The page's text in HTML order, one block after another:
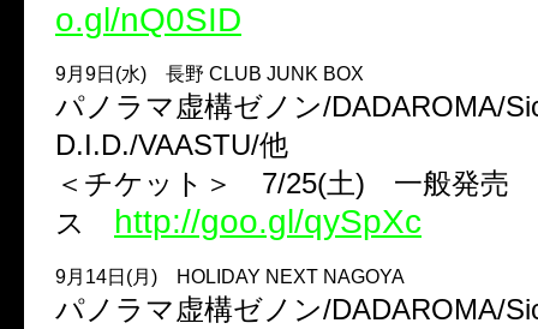
o.gl/nQ0SID
9月9日(水) 長野 CLUB JUNK BOX
パノラマ虚構ゼノン/DADAROMA/
D.I.D./VAASTU/他
＜チケット＞ 7/25(土) 一般発
ス http://goo.gl/qySpXc
9月14日(月) HOLIDAY NEXT NAGOYA
パノラマ虚構ゼノン/DADAROMA/